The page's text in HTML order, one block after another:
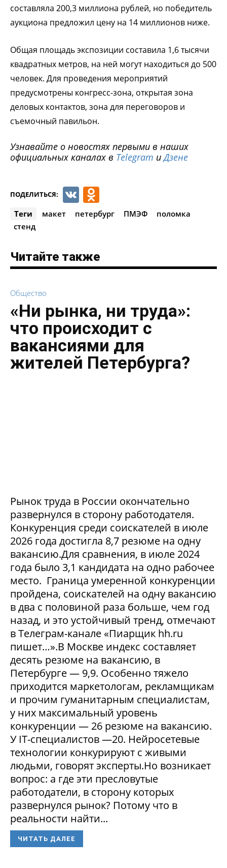
составляла 200,3 миллиона рублей, но победитель
аукциона предложил цену на 14 миллионов ниже.
Общая площадь экспозиции составила 1,6 тысячи
квадратных метров, на ней могут находиться до 500
человек. Для проведения мероприятий
предусмотрены конгресс-зона, открытая зона
деловых контактов, зона для переговоров и
съемочный павильон.
Узнавайте о новостях первыми в наших
официальных каналах в Telegram иДзене
ПОДЕЛИТЬСЯ: VK
Теги макет петербург ПМЭФ
поломка
стенд
Читайте также
Общество
«Ни рынка, ни труда»:
что происходит с
вакансиями для
жителей Петербурга?
Рынок труда в России окончательно
развернулся в сторону работодателя.
Конкуренция среди соискателей в июле
2026 года достигла 8,7 резюме на одну
вакансию.Для сравнения, в июле 2024
года было 3,1 кандидата на одно рабочее
место. Граница умеренной конкуренции
пройдена, соискателей на одну вакансию
в два с половиной раза больше, чем год
назад, и это устойчивый тренд, отмечают
в Телеграм-канале «Пиарщик hh.ru
пишет…».В Москве индекс составляет
десять резюме на вакансию, в
Петербурге — 9,9. Особенно тяжело
приходится маркетологам, рекламщикам
и прочим гуманитарным специалистам,
у них максимальный уровень
конкуренции — 26 резюме на вакансию.
У IT-специалистов —20. Нейросетевые
технологии конкурируют с живыми
людьми, говорят эксперты.Но возникает
вопрос: а где эти пресловутые
работодатели, в сторону которых
развернулся рынок? Потому что в
реальности найти...
ЧИТАТЬ ДАЛЕЕ